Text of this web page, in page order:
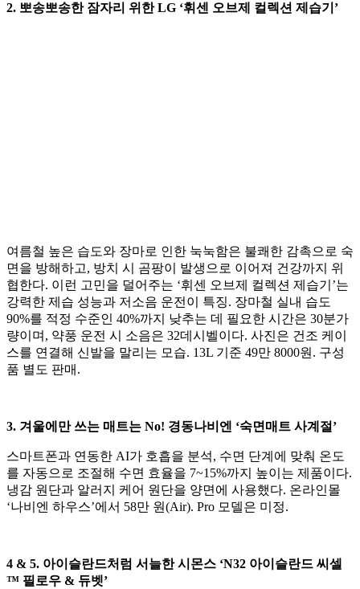
2. 뽀송뽀송한 잠자리 위한 LG ‘휘센 오브제 컬렉션 제습기’
여름철 높은 습도와 장마로 인한 눅눅함은 불쾌한 감촉으로 숙
면을 방해하고, 방치 시 곰팡이 발생으로 이어져 건강까지 위
협한다. 이런 고민을 덜어주는 ‘휘센 오브제 컬렉션 제습기’는
강력한 제습 성능과 저소음 운전이 특징. 장마철 실내 습도
90%를 적정 수준인 40%까지 낮추는 데 필요한 시간은 30분가
량이며, 약풍 운전 시 소음은 32데시벨이다. 사진은 건조 케이
스를 연결해 신발을 말리는 모습. 13L 기준 49만 8000원. 구성
품 별도 판매.
3. 겨울에만 쓰는 매트는 No! 경동나비엔 ‘숙면매트 사계절’
스마트폰과 연동한 AI가 호흡을 분석, 수면 단계에 맞춰 온도
를 자동으로 조절해 수면 효율을 7~15%까지 높이는 제품이다.
냉감 원단과 알러지 케어 원단을 양면에 사용했다. 온라인몰
‘나비엔 하우스’에서 58만 원(Air). Pro 모델은 미정.
4 & 5. 아이슬란드처럼 서늘한 시몬스 ‘N32 아이슬란드 씨셀
™ 필로우 & 듀벳’